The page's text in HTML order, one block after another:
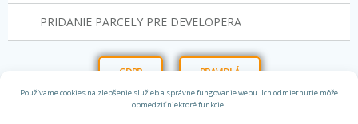
Používame cookies na zlepšenie služieb a správne fungovanie webu. Ich odmietnutie môže
obmedziť niektoré funkcie.
PRIDANIE PARCELY PRE DEVELOPERA
GDPR PRAVIDLÁ